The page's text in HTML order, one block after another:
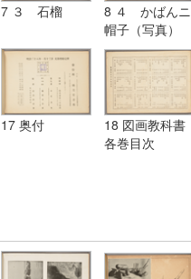
7 ３ 石榴
8 ４ かばんニ
帽子（写真）
参考図
17 奥付
18 図画教科書
各巻目次